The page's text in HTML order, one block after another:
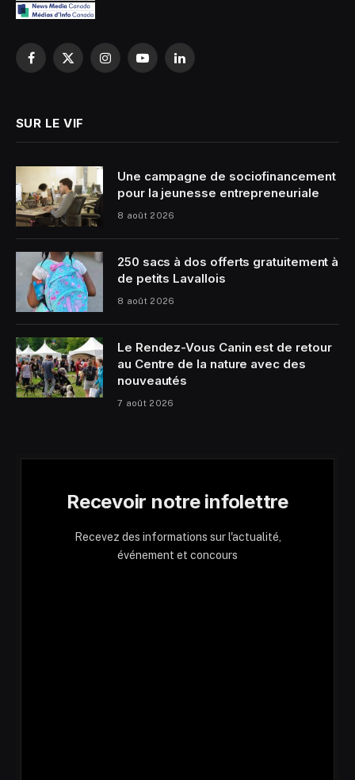
Facebook
X
InstagramYouTubeLinkedIn
SUR LE VIF
Une campagne de sociofinancement
pour la jeunesse entrepreneuriale
8 août 2026
250 sacs à dos offerts gratuitement à
de petits Lavallois
8 août 2026
Le Rendez-Vous Canin est de retour
au Centre de la nature avec des
nouveautés
7 août 2026
Recevoir notre infolettre
Recevez des informations sur l'actualité,
événement et concours